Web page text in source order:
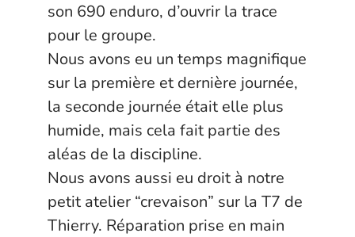
son 690 enduro, d’ouvrir la trace
pour le groupe.
Nous avons eu un temps magnifique
sur la première et dernière journée,
la seconde journée était elle plus
humide, mais cela fait partie des
aléas de la discipline.
Nous avons aussi eu droit à notre
petit atelier “crevaison” sur la T7 de
Thierry. Réparation prise en main